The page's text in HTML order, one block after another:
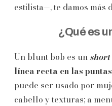
estilista—, te damos más
¿Qué es
Un blunt bob es un
línea recta en las puntas
puede ser usado por
cabello y texturas; a